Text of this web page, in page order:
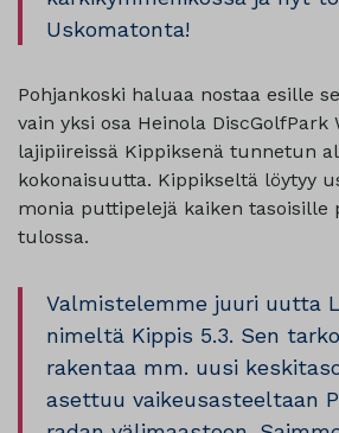
Uskomatonta!
Pohjankoski haluaa nostaa esille
vain yksi osa Heinola DiscGolfPark
lajipiireissä Kippiksenä tunnetun
kokonaisuutta. Kippikseltä löytyy
monia puttipelejä kaiken tasoisille
tulossa.
Valmistelemme juuri uutta
nimeltä Kippis 5.3. Sen
rakentaa mm. uusi
asettuu vaikeusasteeltaan